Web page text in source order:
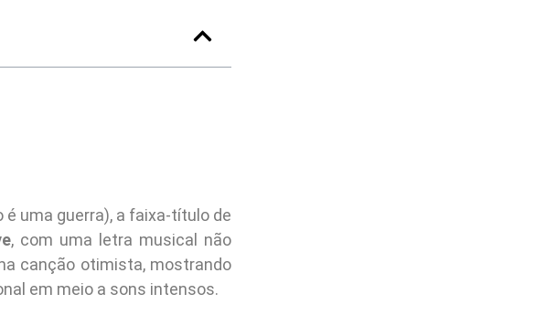
é uma guerra), a faixa-título de
, com uma letra musical não
canção otimista, mostrando
em meio a sons intensos.